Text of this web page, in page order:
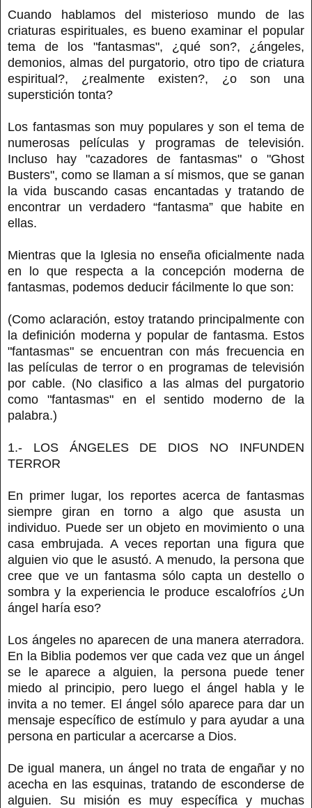
Cuando hablamos del misterioso mundo de las
criaturas espirituales, es bueno examinar el popular
tema de los "fantasmas", ¿qué son?, ¿ángeles,
demonios, almas del purgatorio, otro tipo de criatura
espiritual?, ¿realmente existen?, ¿o son una
superstición tonta?
Los fantasmas son muy populares y son el tema de
numerosas películas y programas de televisión.
Incluso hay "cazadores de fantasmas" o "Ghost
Busters", como se llaman a sí mismos, que se ganan
la vida buscando casas encantadas y tratando de
encontrar un verdadero “fantasma” que habite en
ellas.
Mientras que la Iglesia no enseña oficialmente nada
en lo que respecta a la concepción moderna de
fantasmas, podemos deducir fácilmente lo que son:
(Como aclaración, estoy tratando principalmente con
la definición moderna y popular de fantasma. Estos
"fantasmas" se encuentran con más frecuencia en
las películas de terror o en programas de televisión
por cable. (No clasifico a las almas del purgatorio
como "fantasmas" en el sentido moderno de la
palabra.)
1.- LOS ÁNGELES DE DIOS NO INFUNDEN
TERROR
En primer lugar, los reportes acerca de fantasmas
siempre giran en torno a algo que asusta un
individuo. Puede ser un objeto en movimiento o una
casa embrujada. A veces reportan una figura que
alguien vio que le asustó. A menudo, la persona que
cree que ve un fantasma sólo capta un destello o
sombra y la experiencia le produce escalofríos ¿Un
ángel haría eso?
Los ángeles no aparecen de una manera aterradora.
En la Biblia podemos ver que cada vez que un ángel
se le aparece a alguien, la persona puede tener
miedo al principio, pero luego el ángel habla y le
invita a no temer. El ángel sólo aparece para dar un
mensaje específico de estímulo y para ayudar a una
persona en particular a acercarse a Dios.
De igual manera, un ángel no trata de engañar y no
acecha en las esquinas, tratando de esconderse de
alguien. Su misión es muy específica y muchas